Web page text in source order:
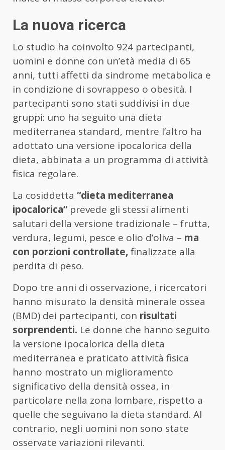
La nuova ricerca
Lo studio ha coinvolto 924 partecipanti,
uomini e donne con un’età media di 65
anni, tutti affetti da sindrome metabolica e
in condizione di sovrappeso o obesità. I
partecipanti sono stati suddivisi in due
gruppi: uno ha seguito una dieta
mediterranea standard, mentre l’altro ha
adottato una versione ipocalorica della
dieta, abbinata a un programma di attività
fisica regolare.
La cosiddetta “dieta mediterranea
ipocalorica”prevede gli stessi alimenti
salutari della versione tradizionale – frutta,
verdura, legumi, pesce e olio d’oliva – ma
con porzioni controllate,finalizzate alla
perdita di peso.
Dopo tre anni di osservazione, i ricercatori
hanno misurato la densità minerale ossea
(BMD) dei partecipanti, con risultati
sorprendenti. Le donne che hanno seguito
la versione ipocalorica della dieta
mediterranea e praticato attività fisica
hanno mostrato un miglioramento
significativo della densità ossea, in
particolare nella zona lombare, rispetto a
quelle che seguivano la dieta standard. Al
contrario, negli uomini non sono state
osservate variazioni rilevanti.